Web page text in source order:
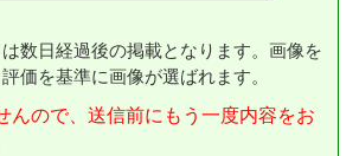
数日経過後の掲載となります。画像を
価を基準に画像が選ばれます。
んので、送信前にもう一度内容をお